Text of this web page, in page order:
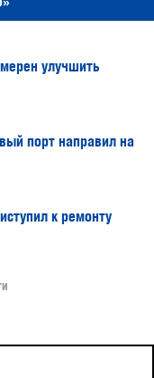
улучшить
порт направил на
к ремонту